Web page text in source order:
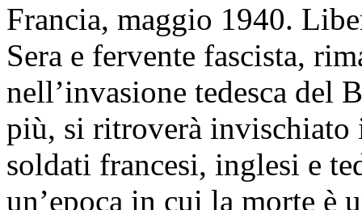
Francia, maggio 1940.
Sera e fervente fascista,
nell’invasione tedesca del
più, si ritroverà invischiato
soldati francesi, inglesi e
un’epoca in cui la morte è